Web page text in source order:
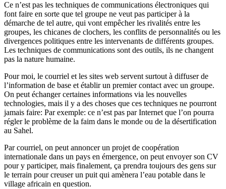
Ce n’est pas les techniques de communications électroniques qui
font faire en sorte que tel groupe ne veut pas participer à la
démarche de tel autre, qui vont empêcher les rivalités entre les
groupes, les chicanes de clochers, les conflits de personnalités ou les
divergences politiques entre les intervenants de différents groupes.
Les techniques de communications sont des outils, ils ne changent
pas la nature humaine.
Pour moi, le courriel et les sites web servent surtout à diffuser de
l’information de base et établir un premier contact avec un groupe.
On peut échanger certaines informations via les nouvelles
technologies, mais il y a des choses que ces techniques ne pourront
jamais faire: Par exemple: ce n’est pas par Internet que l’on pourra
régler le problème de la faim dans le monde ou de la désertification
au Sahel.
Par courriel, on peut annoncer un projet de coopération
internationale dans un pays en émergence, on peut envoyer son CV
pour y participer, mais finalement, ça prendra toujours des gens sur
le terrain pour creuser un puit qui amènera l’eau potable dans le
village africain en question.